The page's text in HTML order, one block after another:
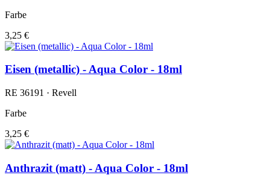
Farbe
3,25 €
Eisen (metallic) - Aqua Color - 18ml
RE 36191 · Revell
Farbe
3,25 €
Anthrazit (matt) - Aqua Color - 18ml